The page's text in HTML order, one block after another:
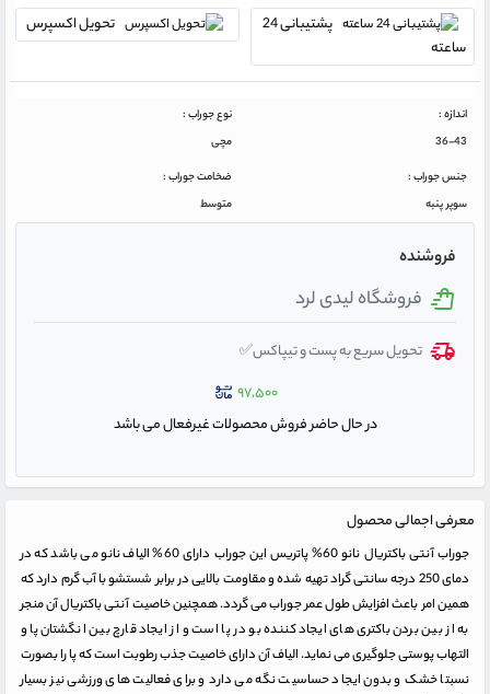
پشتیبانی 24
ساعته
تحویل اکسپرس
اندازه :
36-43
نوع جوراب :
مچی
جنس جوراب :
سوپر پنبه
ضخامت جوراب :
متوسط
فروشنده
فروشگاه لیدی لرد
تحویل سریع به پست و تیپاکس✅
۹۷,۵۰۰
در حال حاضر فروش محصولات غیرفعال می باشد
معرفی اجمالی محصول
جوراب آنتی باکتریال نانو 60% پاتریس این جوراب دارای 60% الیاف نانو می باشد که در
دمای 250 درجه سانتی گراد تهیه شده و مقاومت بالایی در برابر شستشو با آب گرم دارد که
همین امر باعث افزایش طول عمر جوراب می گردد. همچنین خاصیت آنتی باکتریال آن منجر
به از بین بردن باکتری های ایجاد کننده بو در پا است و از ایجاد قارچ بین انگشتان پا و
التهاب پوستی جلوگیری می نماید. الیاف آن دارای خاصیت جذب رطوبت است که پا را بصورت
نسبتا خشک و بدون ایجاد حساسیت نگه می دارد و برای فعالیت های ورزشی نیز بسیار